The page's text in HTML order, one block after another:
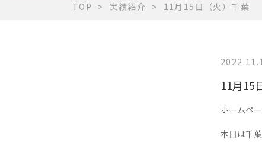
TOP 実績紹介 11月15日（火）千葉
11月15
ホームペ
本日は千